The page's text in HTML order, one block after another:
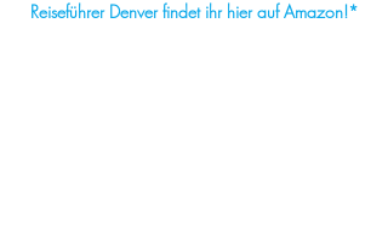
Reiseführer Denver findet ihr hier auf Amazon!*